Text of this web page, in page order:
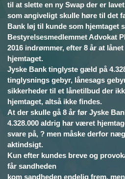
til at slette en ny Swap der er
som angiveligt skulle høre til det
Bank løj til kunde som hjemtaget
Bestyrelsesmedlemmet Advokat
2016 indrømmer, efter 8 år at
hjemtaget.
Jyske Bank tinglyste gæld på
tinglysnings gebyr, lånesags
sikkerheder til et lånetilbud der
hjemtaget, altså ikke findes.
At der skulle gå 8 år før Jyske
4.328.000 aldrig har været
svare på, ? men måske derfor
aktindsigt.
Kun efter kundes breve og
får sandheden
kom sandheden endelig frem,